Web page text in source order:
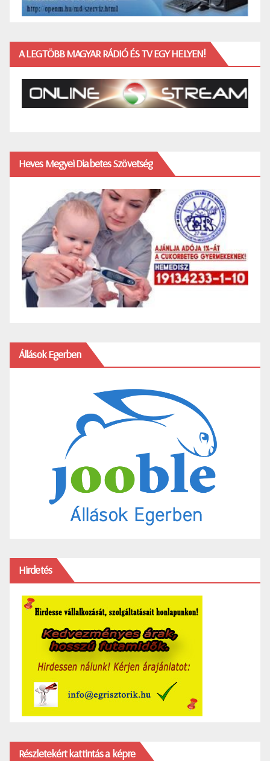
A LEGTÖBB MAGYAR RÁDIÓ ÉS TV EGY HELYEN!
Heves Megyei Diabetes Szövetség
Állások Egerben
Hirdetés
Részletekért kattintás a képre